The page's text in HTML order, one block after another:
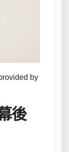
by
後